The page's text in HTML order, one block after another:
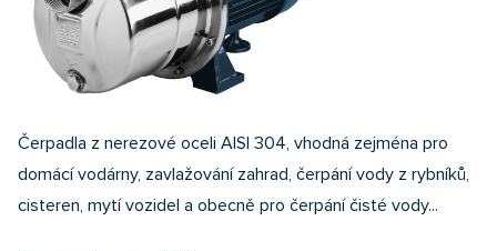
Čerpadla z nerezové oceli AISI 304, vhodná zejména pro
domácí vodárny, zavlažování zahrad, čerpání vody z rybníků,
cisteren, mytí vozidel a obecně pro čerpání čisté vody...